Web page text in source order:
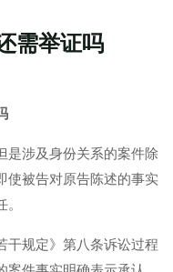
需举证吗
是涉及身份关系的案件除
使被告对原告陈述的事实
干规定》第八条诉讼过程